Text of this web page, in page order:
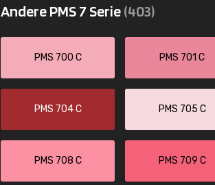
Andere PMS 7 Serie(403)
PMS 700 C PMS 701 C
PMS 704 C PMS 705 C
PMS 708 C PMS 709 C